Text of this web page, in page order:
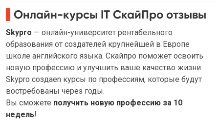
Онлайн-курсы IT СкайПро отзывы
Skypro — онлайн-университет рентабельного
образования от создателей крупнейшей в Европе
школе английского языка. Скайпро поможет освоить
новую профессию и улучшить ваше качество жизни.
Skypro cоздаеn курсы по профессиям, которые будут
востребованы через годы.
Вы сможете получить новую профессию за 10
недель!